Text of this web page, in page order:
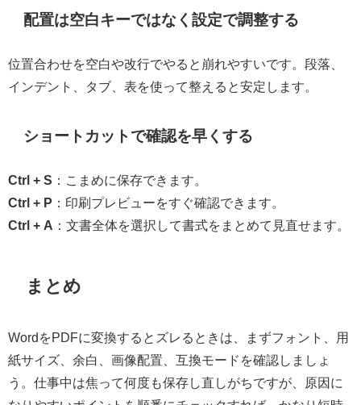
配置は空白キーではなく設定で調整する
位置合わせを空白や改行でやると崩れやすいです。段落、
インデント、タブ、表を使って整えると安定します。
ショートカットで確認を早くする
Ctrl + S ：こまめに保存できます。
Ctrl + P ：印刷プレビューをすぐ確認できます。
Ctrl + A ：文書全体を選択して書式をまとめて見直せます。
まとめ
WordをPDFに変換するとズレるときは、まずフォント、用
紙サイズ、余白、画像配置、互換モードを確認しましょ
う。仕事中は焦って何度も保存し直しがちですが、原因に